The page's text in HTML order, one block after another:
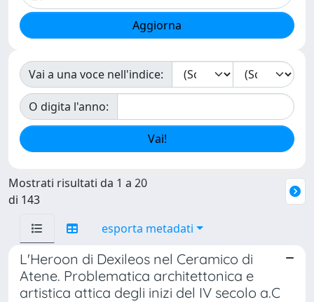
Vai a una voce nell'indice:
O digita l'anno:
Mostrati risultati da 1 a 20
di 143
esporta metadati
L'Heroon di Dexileos nel Ceramico di
Atene. Problematica architettonica e
artistica attica degli inizi del IV secolo a.C